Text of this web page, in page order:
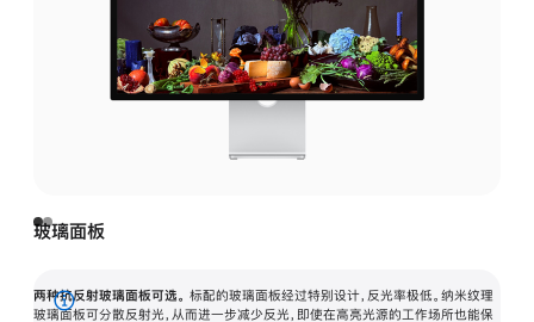
玻璃面板
两种抗反射玻璃面板可选。 标配的玻璃面板经过特别设计，反光率极低。纳米纹理
玻璃面板可分散反射光，从而进一步减少反光，即使在高亮光源的工作场所也能保
展